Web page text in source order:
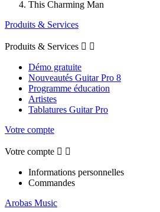
This Charming Man
Produits & Services
Produits & Services  
Démo gratuite
Nouveautés Guitar Pro 8
Programme éducation
Artistes
Tablatures Guitar Pro
Votre compte
Votre compte  
Informations personnelles
Commandes
Arobas Music